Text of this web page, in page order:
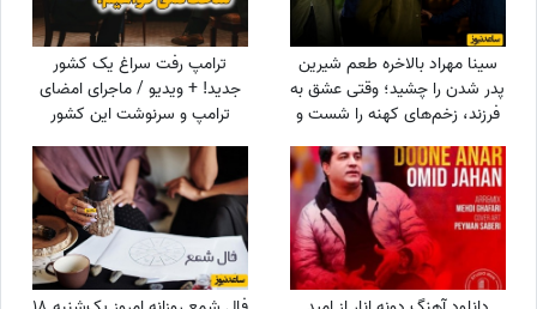
سینا مهراد بالاخره طعم شیرین
پدر شدن را چشید؛ وقتی عشق به
فرزند، زخم‌های کهنه را شست و
در نهایت همان چیزی نصیبش
شد که مردها از زندگی
می‌خواهند!
ترامپ رفت سراغ یک کشور
جدید! + ویدیو / ماجرای امضای
ترامپ و سرنوشت این کشور
ثروتمند اروپایی